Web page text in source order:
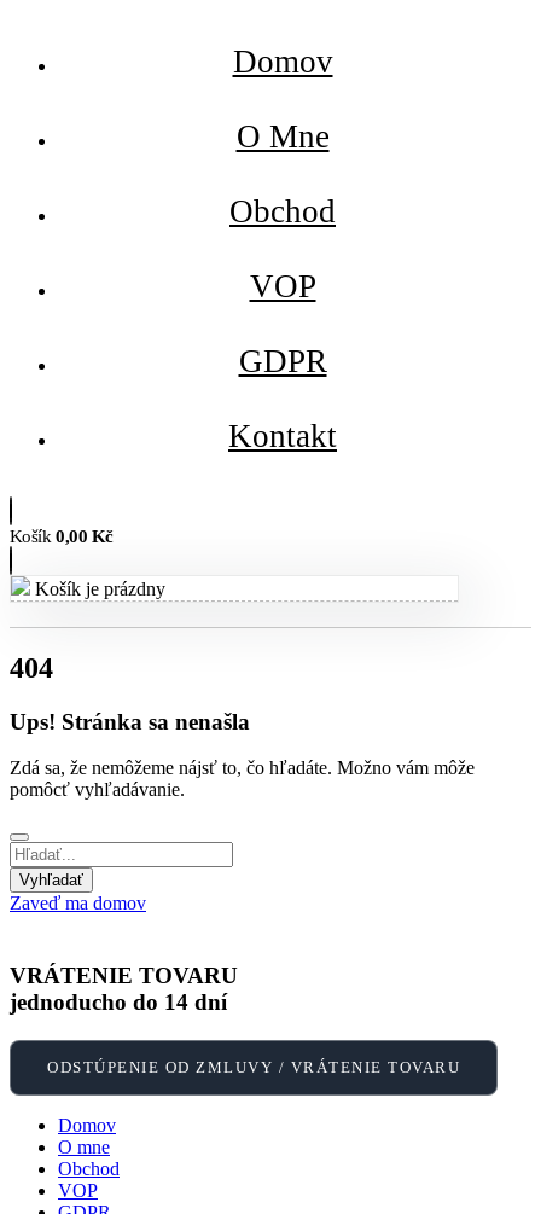
Domov
O Mne
Obchod
VOP
GDPR
Kontakt
Košík 0,00 Kč
Košík je prázdny
404
Ups! Stránka sa nenašla
Zdá sa, že nemôžeme nájsť to, čo hľadáte. Možno vám môže
pomôcť vyhľadávanie.
Zaveď ma domov
VRÁTENIE TOVARU
jednoducho do 14 dní
ODSTÚPENIE OD ZMLUVY / VRÁTENIE TOVARU
Domov
O mne
Obchod
VOP